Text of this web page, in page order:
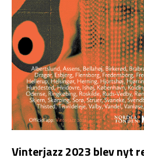
Vinterjazz 2023 blev nyt